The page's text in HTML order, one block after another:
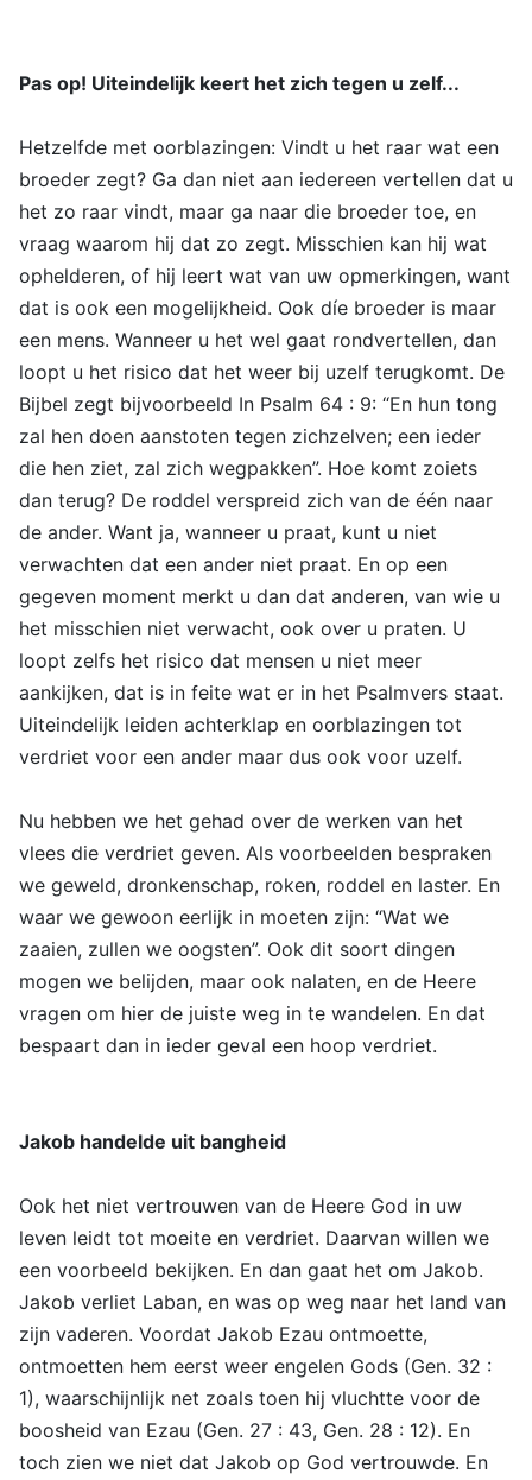
Pas op! Uiteindelijk keert het zich tegen u zelf...
Hetzelfde met oorblazingen: Vindt u het raar wat een
broeder zegt? Ga dan niet aan iedereen vertellen dat u
het zo raar vindt, maar ga naar die broeder toe, en
vraag waarom hij dat zo zegt. Misschien kan hij wat
ophelderen, of hij leert wat van uw opmerkingen, want
dat is ook een mogelijkheid. Ook díe broeder is maar
een mens. Wanneer u het wel gaat rondvertellen, dan
loopt u het risico dat het weer bij uzelf terugkomt. De
Bijbel zegt bijvoorbeeld In Psalm 64 : 9: “En hun tong
zal hen doen aanstoten tegen zichzelven; een ieder
die hen ziet, zal zich wegpakken”. Hoe komt zoiets
dan terug? De roddel verspreid zich van de één naar
de ander. Want ja, wanneer u praat, kunt u niet
verwachten dat een ander niet praat. En op een
gegeven moment merkt u dan dat anderen, van wie u
het misschien niet verwacht, ook over u praten. U
loopt zelfs het risico dat mensen u niet meer
aankijken, dat is in feite wat er in het Psalmvers staat.
Uiteindelijk leiden achterklap en oorblazingen tot
verdriet voor een ander maar dus ook voor uzelf.
Nu hebben we het gehad over de werken van het
vlees die verdriet geven. Als voorbeelden bespraken
we geweld, dronkenschap, roken, roddel en laster. En
waar we gewoon eerlijk in moeten zijn: “Wat we
zaaien, zullen we oogsten”. Ook dit soort dingen
mogen we belijden, maar ook nalaten, en de Heere
vragen om hier de juiste weg in te wandelen. En dat
bespaart dan in ieder geval een hoop verdriet.
Jakob handelde uit bangheid
Ook het niet vertrouwen van de Heere God in uw
leven leidt tot moeite en verdriet. Daarvan willen we
een voorbeeld bekijken. En dan gaat het om Jakob.
Jakob verliet Laban, en was op weg naar het land van
zijn vaderen. Voordat Jakob Ezau ontmoette,
ontmoetten hem eerst weer engelen Gods (Gen. 32 :
1), waarschijnlijk net zoals toen hij vluchtte voor de
boosheid van Ezau (Gen. 27 : 43, Gen. 28 : 12). En
toch zien we niet dat Jakob op God vertrouwde. En